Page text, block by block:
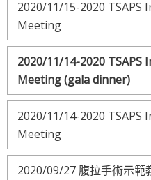
2020/11/15-2020
Meeting
2020/11/14-2020
Meeting (gala dinner)
2020/11/14-2020
Meeting
2020/09/27 腹拉手術示範